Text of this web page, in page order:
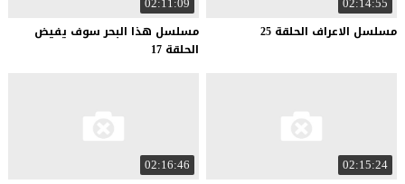
مسلسل الاعراف الحلقة 25
مسلسل هذا البحر سوف يفيض
الحلقة 17
02:15:24
02:16:46